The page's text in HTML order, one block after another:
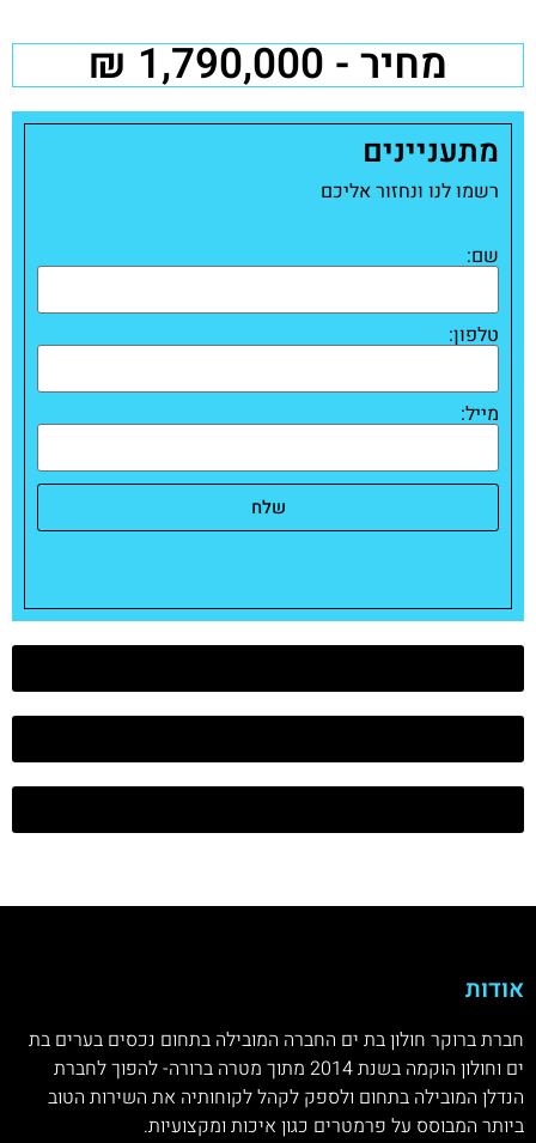
מחיר - 1,790,000 ₪
מתעניינים
רשמו לנו ונחזור אליכם
שם:
טלפון:
מייל:
שלח
אודות
חברת ברוקר חולון בת ים החברה המובילה בתחום נכסים בערים בת
ים וחולון הוקמה בשנת 2014 מתוך מטרה ברורה- להפוך לחברת
הנדלן המובילה בתחום ולספק לקהל לקוחותיה את השירות הטוב
ביותר המבוסס על פרמטרים כגון איכות ומקצועיות.